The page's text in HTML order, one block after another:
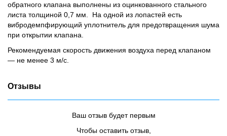
обратного клапана выполнены из оцинкованного стального
листа толщиной 0,7 мм. На одной из лопастей есть
вибродемпфирующий уплотнитель для предотвращения шума
при открытии клапана.
Рекомендуемая скорость движения воздуха перед клапаном
— не менее 3 м/с.
Отзывы
Ваш отзыв будет первым
Чтобы оставить отзыв,